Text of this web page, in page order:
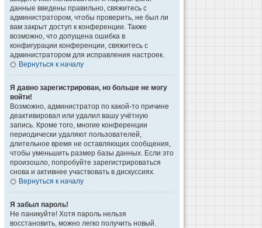
данные введены правильно, свяжитесь с
администратором, чтобы проверить, не был ли
вам закрыт доступ к конференции. Также
возможно, что допущена ошибка в
конфигурации конференции, свяжитесь с
администратором для исправления настроек.
Вернуться к началу
Я давно зарегистрирован, но больше не могу
войти!
Возможно, администратор по какой-то причине
деактивировал или удалил вашу учётную
запись. Кроме того, многие конференции
периодически удаляют пользователей,
длительное время не оставляющих сообщения,
чтобы уменьшить размер базы данных. Если это
произошло, попробуйте зарегистрироваться
снова и активнее участвовать в дискуссиях.
Вернуться к началу
Я забыл пароль!
Не паникуйте! Хотя пароль нельзя
восстановить, можно легко получить новый.